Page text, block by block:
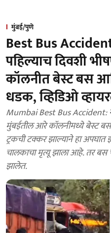
मुंबई/पुणे
Best Bus Accident:
पहिल्याच दिवशी
कॉलनीत बेस्ट बस
धडक, व्हिडिओ
Mumbai Best Bus Accident: नवीन वर्षाच्या दिवशी पहाटे
मुंबईतील आरे कॉलनीमध्ये बेस्ट
ट्रकची टक्कर झाल्याने हा अपघात
चालकाचा मृत्यू झाला आहे. तर
झालेत.